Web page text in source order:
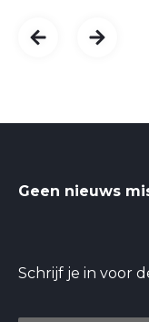
Geen nieuws
Schrijf je in voor